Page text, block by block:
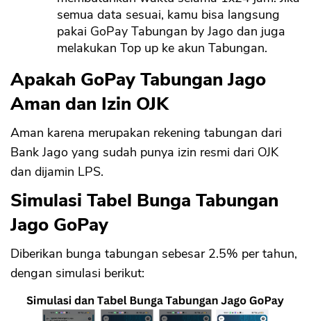
semua data sesuai, kamu bisa langsung
pakai GoPay Tabungan by Jago dan juga
melakukan Top up ke akun Tabungan.
Apakah GoPay Tabungan Jago
Aman dan Izin OJK
Aman karena merupakan rekening tabungan dari
Bank Jago yang sudah punya izin resmi dari OJK
dan dijamin LPS.
Simulasi Tabel Bunga Tabungan
Jago GoPay
Diberikan bunga tabungan sebesar 2.5% per tahun,
dengan simulasi berikut: